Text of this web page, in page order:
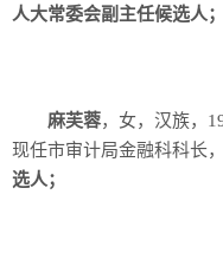
人大常委会副主任候选人；
麻芙蓉，女，汉族，
现任市审计局金融科科长，
选人；